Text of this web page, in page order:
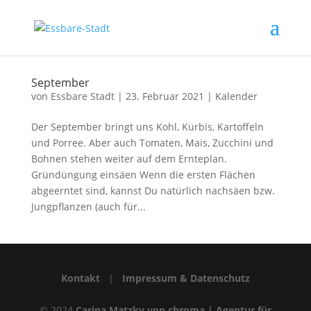
September
von Essbare Stadt| 23. Februar 2021 | Kalender
Der September bringt uns Kohl, Kürbis, Kartoffeln
und Porree. Aber auch Tomaten, Mais, Zucchini und
Bohnen stehen weiter auf dem Ernteplan.
Gründüngung einsäen Wenn die ersten Flächen
abgeerntet sind, kannst Du natürlich nachsäen bzw.
Jungpflanzen (auch für...
Kontakt | Impressum & Datenschutz